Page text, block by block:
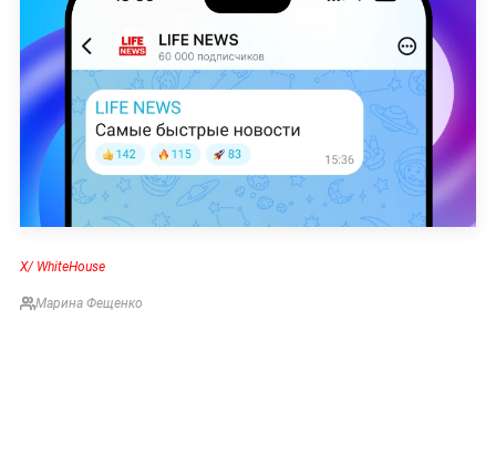
Х/ WhiteHouse
Марина Фещенко